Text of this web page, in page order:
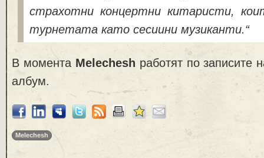
страхотни концертни китаристи,
турнетата като сесиини музиканти.“
В момента Melechesh работят по записите
албум.
Melechesh